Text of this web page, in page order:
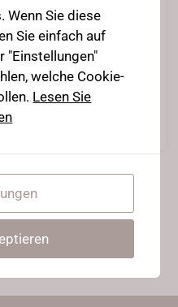
in Contortion Infos
überwinden kannst
Wenn Sie diese
Sie einfach auf
"Einstellungen"
welche Cookie-
Lesen Sie